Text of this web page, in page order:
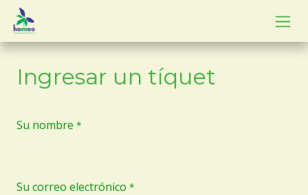
Ir al contenido
Ingresar un tíquet
Su nombre *
Su correo electrónico *